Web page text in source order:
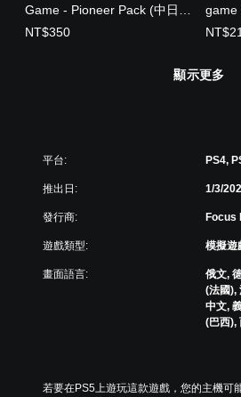
Game - Pioneer Pack (中日英
韓文版)
NT$350
game
顯示更多
平台: PS4,
推出日: 1/3/
發行商: Focus
遊戲類型: 模擬遊
畫面語言:
俄文,
(法國),
中文,
(巴西),
若要在PS5上遊玩這款遊戲，您的主機可